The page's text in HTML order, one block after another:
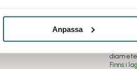
Anpassa
Svensk 5mm, 200m
meter flagglina. För hockeynät,
kattnät m.m.
i lager
Lina,
Finns i